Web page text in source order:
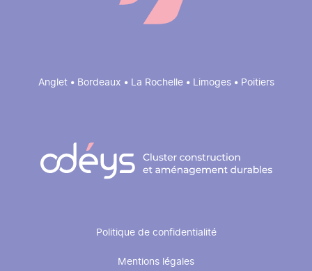
Anglet • Bordeaux • La Rochelle • Limoges • Poitiers
Politique de confidentialité
Mentions légales